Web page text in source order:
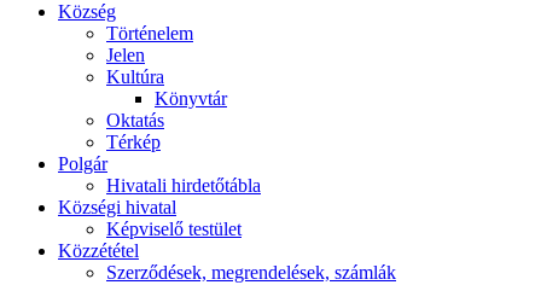
Község
Történelem
Jelen
Kultúra
Könyvtár
Oktatás
Térkép
Polgár
Hivatali hirdetőtábla
Községi hivatal
Képviselő testület
Közzététel
Szerződések, megrendelések, számlák